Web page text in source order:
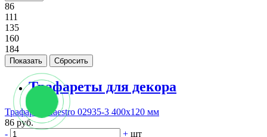
86
111
135
160
184
Трафареты для декора
Трафарет Maestro 02935-3 400х120 мм
86 руб.
-
+ шт